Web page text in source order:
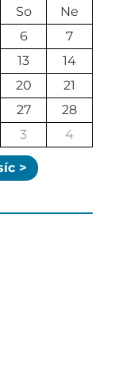
So
Ne
6
7
13
14
20
21
27
28
3 4
>